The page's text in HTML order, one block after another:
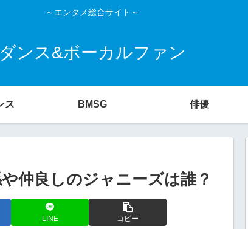
～エンタメ総合サイト～
ダンス&ボーカルファン
ス BMSG 俳優
仲良しのジャニーズは誰？
LINE コピー